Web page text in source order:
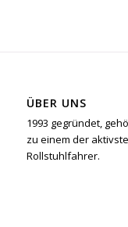
ÜBER UNS
1993 gegründet,
zu einem der
Rollstuhlfahrer.